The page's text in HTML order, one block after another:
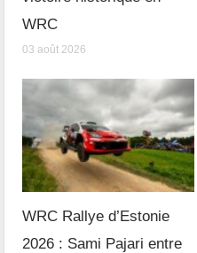
WRC
03 août 2026
WRC Rallye d’Estonie
2026 : Sami Pajari entre